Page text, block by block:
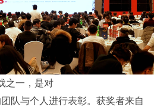
之一，是对
队与个人进行表彰。获奖者来自